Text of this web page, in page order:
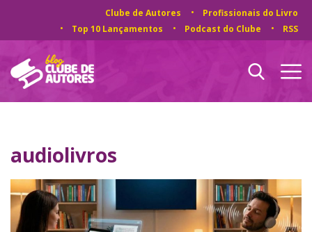
Clube de Autores
Profissionais do Livro
Top 10 Lançamentos
Podcast do Clube RSS
audiolivros